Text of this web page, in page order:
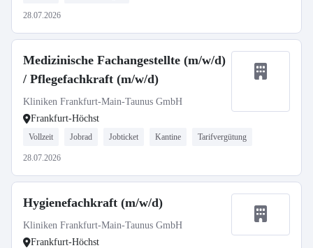
28.07.2026
Medizinische Fachangestellte (m/w/d)
/ Pflegefachkraft (m/w/d)
Kliniken Frankfurt-Main-Taunus GmbH
Frankfurt-Höchst
Vollzeit Jobrad Jobticket Kantine Tarifvergütung
28.07.2026
Hygienefachkraft (m/w/d)
Kliniken Frankfurt-Main-Taunus GmbH
Frankfurt-Höchst